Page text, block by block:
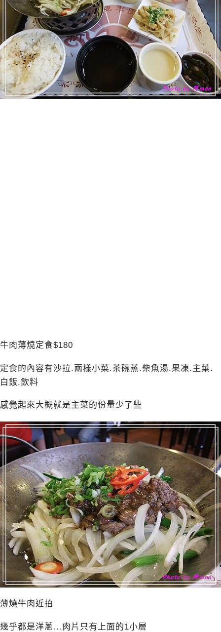
牛肉薄燒定食$180
定食的內容有沙拉.兩樣小菜.茶碗蒸.柴魚湯.果凍.主菜.
白飯.飲料
感覺起來大概就是主菜的份量少了些
薄燒牛肉近拍
幾乎都是洋蔥…肉片只有上面的1小層